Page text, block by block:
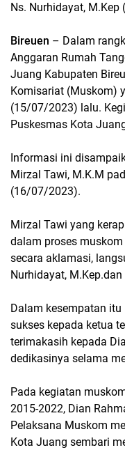
Ns. Nurhidayat, M.Kep
Bireuen – Dalam
Anggaran Rumah
Juang Kabupaten
Komisariat (Muskom)
(15/07/2023) lalu.
Puskesmas Kota
Informasi ini
Mirzal Tawi, M.K.M
(16/07/2023).
Mirzal Tawi yang
dalam proses
secara aklamasi,
Nurhidayat,
Dalam kesempatan
sukses kepada ketua
terimakasih kepada
dedikasinya selama
Pada kegiatan
2015-2022, Dian
Pelaksana Muskom
Kota Juang sembari